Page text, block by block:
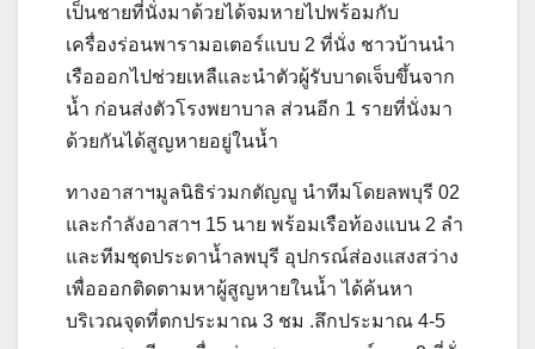
เป็นชายที่นั่งมาด้วยได้จมหายไปพร้อมกับ
เครื่องร่อนพารามอเตอร์แบบ 2 ที่นั่ง ชาวบ้านนำ
เรือออกไปช่วยเหลืและนำตัวผู้รับบาดเจ็บขึ้นจาก
น้ำ ก่อนส่งตัวโรงพยาบาล ส่วนอีก 1 รายที่นั่งมา
ด้วยกันได้สูญหายอยู่ในน้ำ
ทางอาสาฯมูลนิธิร่วมกตัญญู นำทีมโดยลพบุรี 02
และกำลังอาสาฯ 15 นาย พร้อมเรือท้องแบน 2 ลำ
และทีมชุดประดาน้ำลพบุรี อุปกรณ์ส่องแสงสว่าง
เพื่อออกติดตามหาผู้สูญหายในน้ำ ได้ค้นหา
บริเวณจุดที่ตกประมาณ 3 ชม .ลึกประมาณ 4-5